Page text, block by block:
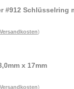
#912 Schlüsselring
Versandkosten)
x 17mm
Versandkosten)